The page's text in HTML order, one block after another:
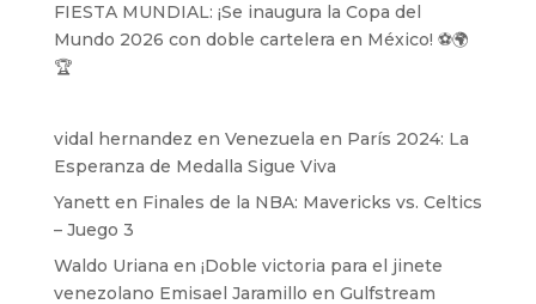
FIESTA MUNDIAL: ¡Se inaugura la Copa del
Mundo 2026 con doble cartelera en México! ⚽️🌍
🏆
vidal hernandez en Venezuela en París 2024: La
Esperanza de Medalla Sigue Viva
Yanetten Finales de la NBA: Mavericks vs. Celtics
– Juego 3
Waldo Uriana en ¡Doble victoria para el jinete
venezolano Emisael Jaramillo en Gulfstream